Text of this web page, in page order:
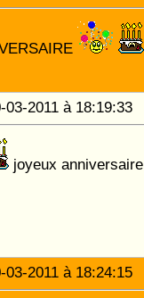
03-2011 à
joyeux
03-2011 à